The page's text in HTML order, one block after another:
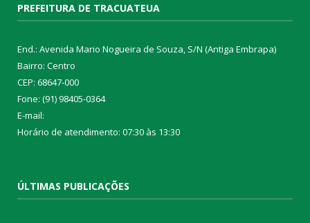
PREFEITURA DE TRACUATEUA
End.: Avenida Mario Nogueira de Souza, S/N (Antiga Embrapa)
Bairro: Centro
CEP: 68647-000
Fone: (91) 98405-0364
E-mail:
Horário de atendimento: 07:30 às 13:30
ÚLTIMAS PUBLICAÇÕES